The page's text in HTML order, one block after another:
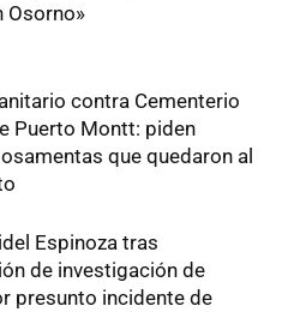
Osorno»
contra Cementerio
Puerto Montt: piden
que quedaron al
Espinoza tras
de investigación de
presunto incidente de